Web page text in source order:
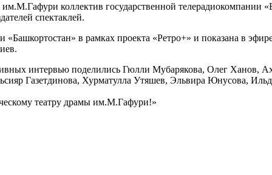
коллектив государственной телерадиокомпании
спектаклей.
в рамках проекта «Ретро+» и показана в
интервью поделились Гюлли Мубарякова, Олег
Газетдинова, Хурматулла Утяшев, Эльвира Юнусова,
театру драмы им.М.Гафури!»